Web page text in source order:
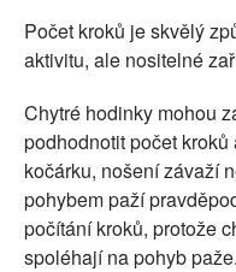
Počet kroků je skvělý
aktivitu, ale nositelné
Chytré hodinky mohou
podhodnotit počet
kočárku, nošení závaží
pohybem paží
počítání kroků, protože
spoléhají na pohyb paže.